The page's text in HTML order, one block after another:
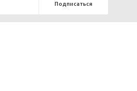
Подписаться